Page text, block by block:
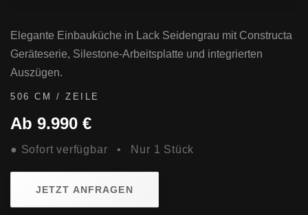
Elegante Einbauküche in Lack Seidengrau mit Constructa
Geräteserie, Silestone-Arbeitsplatte und integrierten
Auszügen.
506 CM / ZEILE
Ab 9.990 €
● Sofort verfügbar • Nur 1 Stück
JETZT ANFRAGEN